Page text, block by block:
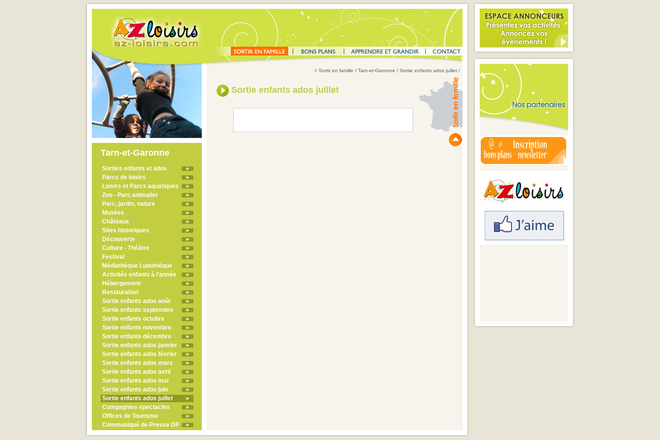
Tarn-et-Garonne
Sorties enfants et ados
Parcs de loisirs
Loisirs et Parcs aquatiques
Zoo - Parc animalier
Parc, jardin, nature
Musées
Châteaux
Sites historiques
Découverte
Culture - Théâtre
Festival
Médiathèque Ludothèque
Activités enfants à l'année
Hébergement
Restauration
Sortie enfants ados août
Sortie enfants septembre
Sortie enfants octobre
Sortie enfants novembre
Sortie enfants décembre
Sortie enfants ados janvier
Sortie enfants ados février
Sortie enfants ados mars
Sortie enfants ados avril
Sortie enfants ados mai
Sortie enfants ados juin
Sortie enfants ados juillet
Compagnies spectacles
Offices de Tourisme
Communiqué de Presse DP
> Sortir en famille / Tarn-et-Garonne / Sortie enfants ados juillet /
Sortie enfants ados juillet